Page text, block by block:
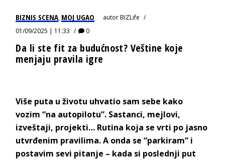
BIZNIS SCENA, MOJ UGAO autorBIZLife
01/09/2025 | 11:33
0
Da li ste fit za budućnost? Veštine koje
menjaju pravila igre
Više puta u životu uhvatio sam sebe kako
vozim “na autopilotu”. Sastanci, mejlovi,
izveštaji, projekti… Rutina koja se vrti po jasno
utvrđenim pravilima. A onda se “parkiram” i
postavim sevi pitanje – kada si poslednji put